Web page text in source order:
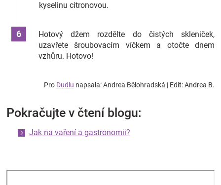
kyselinu citronovou.
Hotový džem rozdělte do čistých skleniček,
uzavřete šroubovacím víčkem a otočte dnem
vzhůru. Hotovo!
Pro Dudlu napsala: Andrea Bělohradská | Edit: Andrea B.
Pokračujte v čtení blogu:
Jak na vaření a gastronomii?